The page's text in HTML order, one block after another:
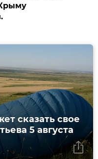
сказать свое
5 августа